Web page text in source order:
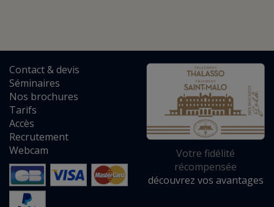
Contact&devis
Séminaires
Nos brochures
Tarifs
Accès
Recrutement
Webcam
Votre fidélité
récompensée
découvrez vos avantages